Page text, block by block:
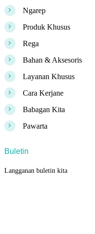
> Ngarep
> Produk Khusus
> Rega
> Bahan & Aksesoris
> Layanan Khusus
> Cara Kerjane
> Babagan Kita
> Pawarta
Buletin
Langganan buletin kita